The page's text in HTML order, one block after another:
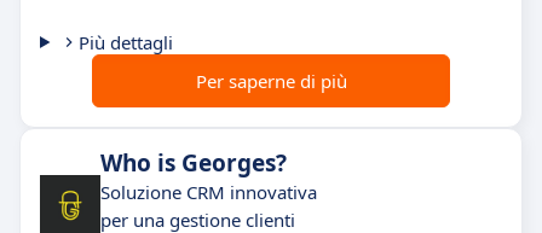
Più dettagli
Per saperne di più
Who is Georges?
Soluzione CRM innovativa
per una gestione clienti